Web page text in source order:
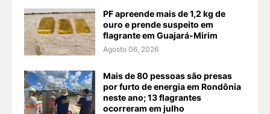
PF apreende mais de 1,2 kg de
ouro e prende suspeito em
flagrante em Guajará-Mirim
Agosto 06, 2026
Mais de 80 pessoas são presas
por furto de energia em Rondônia
neste ano; 13 flagrantes
ocorreram em julho